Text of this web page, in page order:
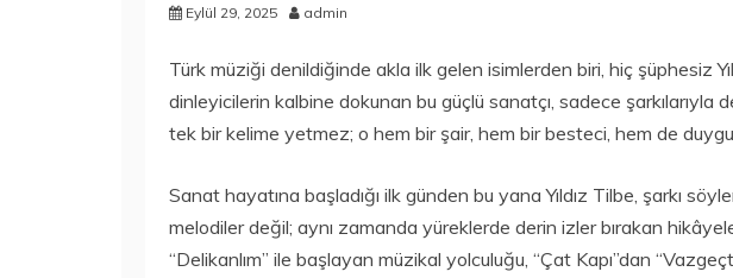
Eylül 29, 2025 admin
Türk müziği denildiğinde akla ilk gelen isimlerden biri, hiç şüphesiz
dinleyicilerin kalbine dokunan bu güçlü sanatçı, sadece şarkılarıyla
tek bir kelime yetmez; o hem bir şair, hem bir besteci, hem de
Sanat hayatına başladığı ilk günden bu yana Yıldız Tilbe, şarkı
melodiler değil; aynı zamanda yüreklerde derin izler bırakan
“Delikanlım” ile başlayan müzikal yolculuğu, “Çat Kapı”dan